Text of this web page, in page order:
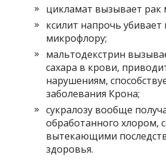
цикламат вызывает рак
ксилит напрочь
микрофлору;
мальтодекстрин
сахара в крови,
нарушениям,
заболевания Крона;
сукралозу вообще
обработанного хлором,
вытекающими
здоровья.